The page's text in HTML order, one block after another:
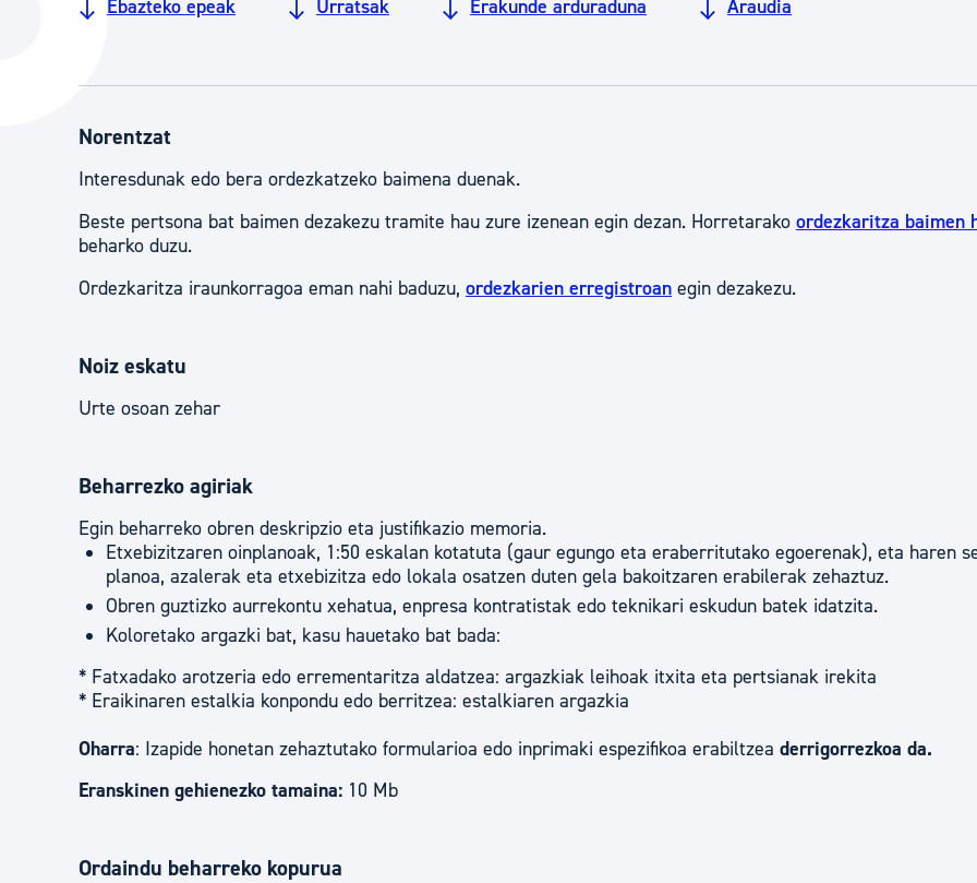
Hiria
Etorkizuneko hiria
Aktualitatea Udal administrazioa
Ebazteko epeak Urratsak Erakunde arduraduna Araudia
Norentzat
Interesdunak edo bera ordezkatzeko baimena duenak.
Beste pertsona bat baimen dezakezu tramite hau zure izenean egin dezan. Horretarako ordezkaritza baimen
beharko duzu.
Ordezkaritza iraunkorragoa eman nahi baduzu, ordezkarien erregistroan egin dezakezu.
Noiz eskatu
Urte osoan zehar
Beharrezko agiriak
Egin beharreko obren deskripzio eta justifikazio memoria.
Etxebizitzaren oinplanoak, 1:50 eskalan kotatuta (gaur egungo eta eraberritutako egoerenak), eta haren
planoa, azalerak eta etxebizitza edo lokala osatzen duten gela bakoitzaren erabilerak zehaztuz.
Obren guztizko aurrekontu xehatua, enpresa kontratistak edo teknikari eskudun batek idatzita.
Koloretako argazki bat, kasu hauetako bat bada:
* Fatxadako arotzeria edo errementaritza aldatzea: argazkiak leihoak itxita eta pertsianak irekita
* Eraikinaren estalkia konpondu edo berritzea: estalkiaren argazkia
Oharra: Izapide honetan zehaztutako formularioa edo inprimaki espezifikoa erabiltzea derrigorrezkoa da.
Eranskinen gehienezko tamaina: 10 Mb
Ordaindu beharreko kopurua